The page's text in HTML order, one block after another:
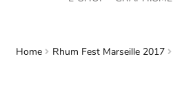
Home Rhum Fest Marseille 2017